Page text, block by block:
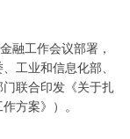
融工作会议部署，
工业和信息化部、
联合印发《关于扎
方案》）。